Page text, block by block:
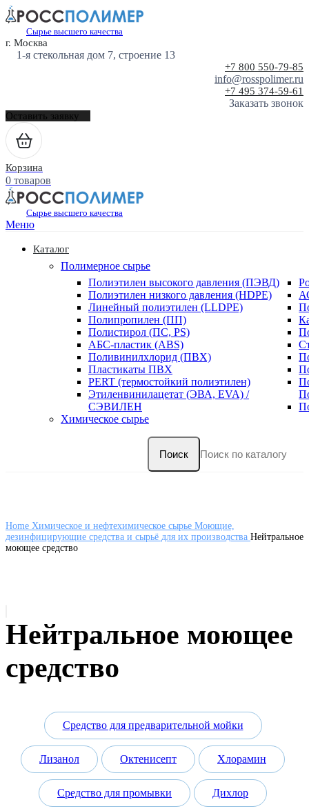
Сырье высшего качества
г. Москва
1-я стекольная дом 7, строение 13
+7 800 550-79-85
info@rosspolimer.ru
+7 495 374-59-61
Заказать звонок
Оставить заявку
Корзина
0 товаров
Сырье высшего качества
Меню
Каталог
Полимерное сырье
Полиэтилен высокого давления (ПЭВД)
Полиэтилен низкого давления (HDPE)
Линейный полиэтилен (LLDPE)
Полипропилен (ПП)
Полистирол (ПС, PS)
АБС-пластик (ABS)
Поливинилхлорид (ПВХ)
Пластикаты ПВХ
PERT (термостойкий полиэтилен)
Этиленвинилацетат (ЭВА, EVA) /
СЭВИЛЕН
Химическое сырье
Поиск
Home Химическое и нефтехимическое сырье Моющие,
дезинфицирующие средства и сырьё для их производства Нейтральное
моющее средство
Нейтральное моющее
средство
Средство для предварительной мойки
Лизанол Октенисепт Хлорамин
Средство для промывки Дихлор